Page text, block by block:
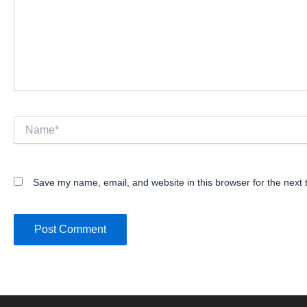
Save my name, email, and website in this browser for the next